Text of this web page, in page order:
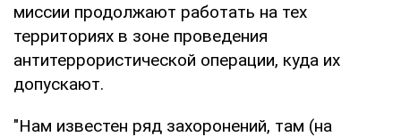
миссии продолжают работать на тех
территориях в зоне проведения
антитеррористической операции, куда их
допускают.
"Нам известен ряд захоронений, там (на